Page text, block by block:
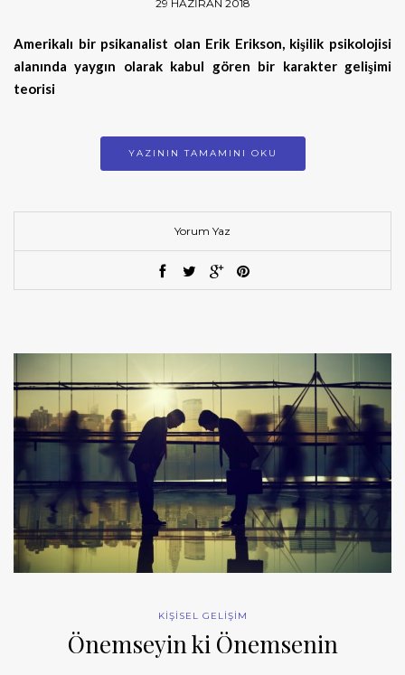
29 HAZIRAN 2018
Amerikalı bir psikanalist olan Erik Erikson, kişilik psikolojisi
alanında yaygın olarak kabul gören bir karakter gelişimi
teorisi
YAZININ TAMAMINI OKU
Yorum Yaz
KİŞİSEL GELİŞİM
Önemseyin ki Önemsenin